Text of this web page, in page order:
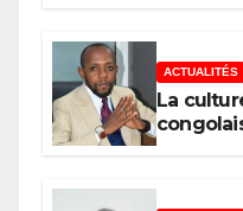
sociaux
Province
le jury
ACTUALITÉS
La